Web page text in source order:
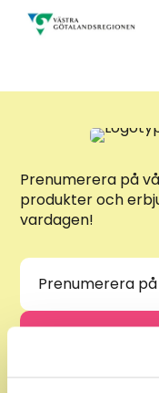
Prenumerera på
produkter och
vardagen!